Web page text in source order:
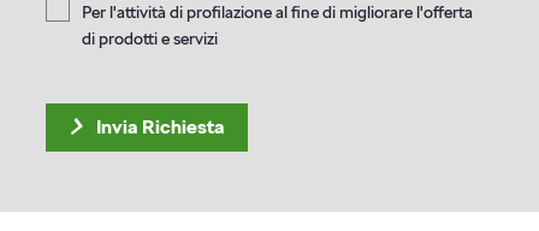
Per l'attività di profilazione al fine di migliorare l'offerta
di prodotti e servizi
Invia Richiesta